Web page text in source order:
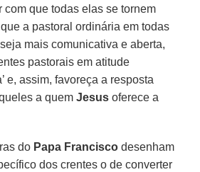
com que todas elas se tornem
a pastoral ordinária em todas
mais comunicativa e aberta,
pastorais em atitude
e, assim, favoreça a resposta
a quemJesus oferece a
do Papa Francisco desenham
dos crentes o de converter